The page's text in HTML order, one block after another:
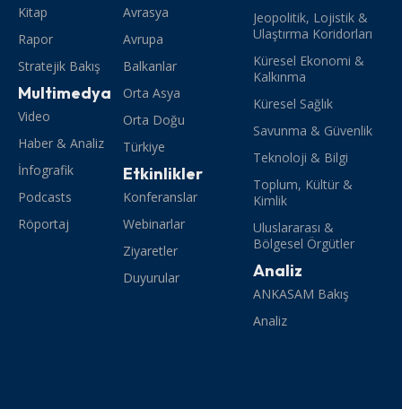
Kitap
Rapor
Stratejik Bakış
Multimedya
Video
Haber & Analiz
İnfografik
Podcasts
Röportaj
Avrasya
Avrupa
Balkanlar
Orta Asya
Orta Doğu
Türkiye
Etkinlikler
Konferanslar
Webinarlar
Ziyaretler
Duyurular
Jeopolitik, Lojistik &
Ulaştırma Koridorları
Küresel Ekonomi &
Kalkınma
Küresel Sağlık
Savunma & Güvenlik
Teknoloji & Bilgi
Toplum, Kültür &
Kimlik
Uluslararası &
Bölgesel Örgütler
Analiz
ANKASAM Bakış
Analiz